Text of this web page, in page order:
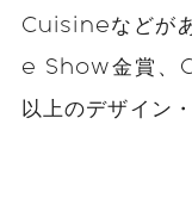
Cuisineなどが
e Show金賞、
以上のデザイン